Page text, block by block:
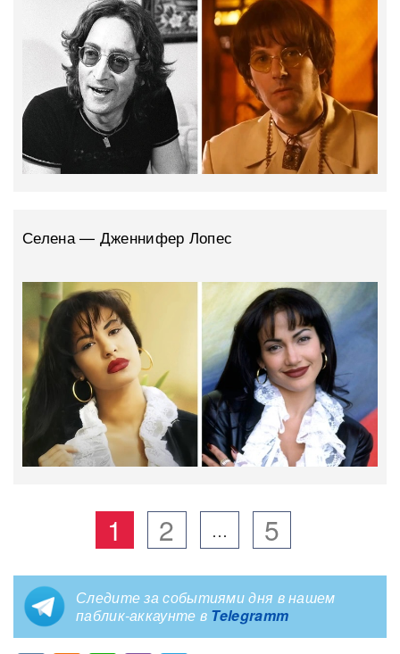
Селена — Дженнифер Лопес
1 2 … 5
Следите за событиями дня в нашем
паблик-аккаунте в Telegramm